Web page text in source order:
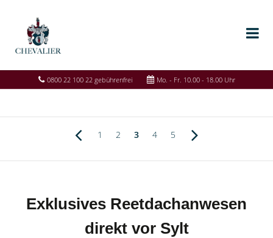
0800 22 100 22 gebührenfrei Mo. - Fr. 10.00 - 18.00 Uhr
1 2 3 4 5
Exklusives Reetdachanwesen
direkt vor Sylt